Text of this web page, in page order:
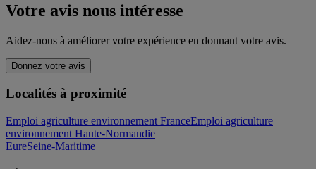
Votre avis nous intéresse
Aidez-nous à améliorer votre expérience en donnant votre avis.
Donnez votre avis
Localités à proximité
Emploi agriculture environnement FranceEmploi agriculture
environnement Haute-Normandie
EureSeine-Maritime